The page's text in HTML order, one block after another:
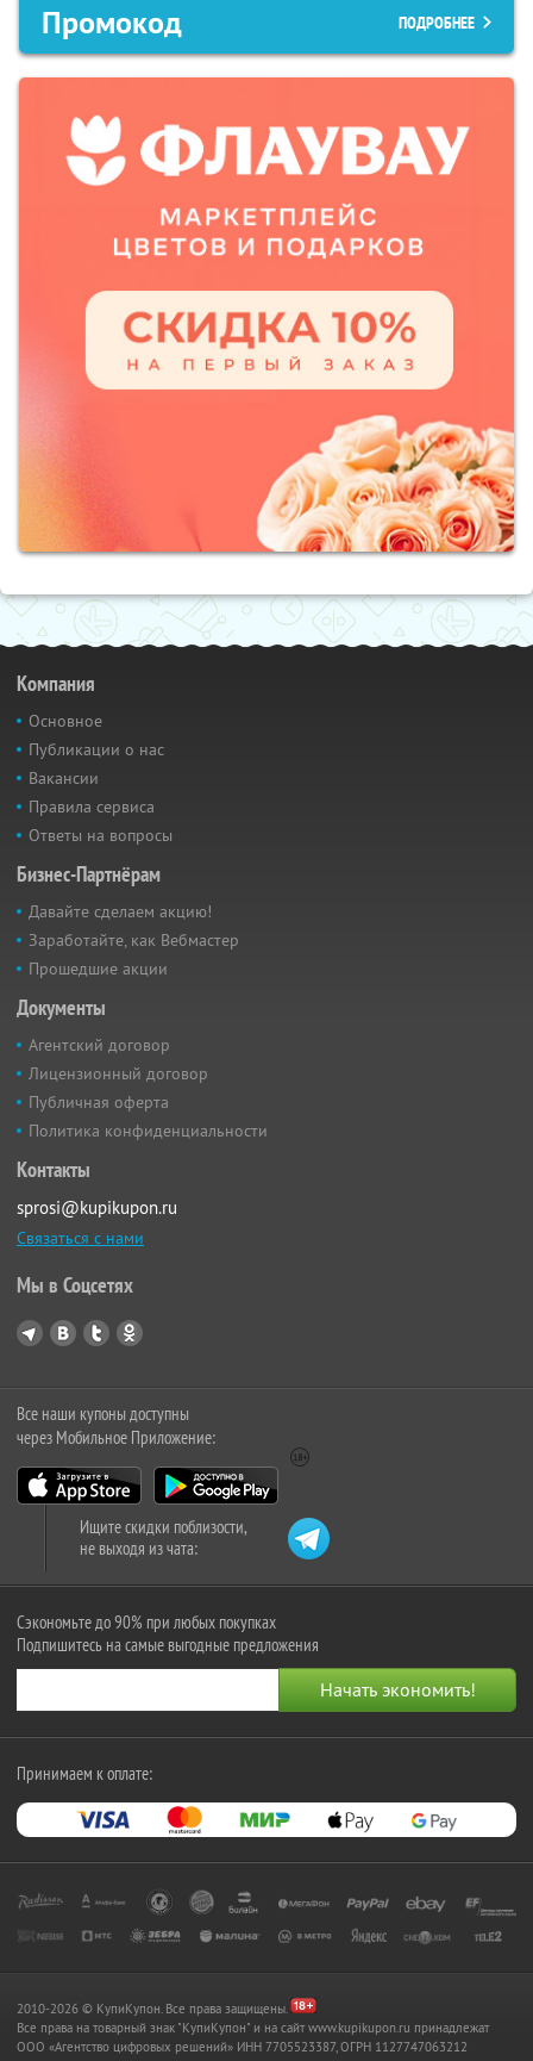
Промокод ПОДРОБНЕЕ
Компания
Основное
Публикации о нас
Вакансии
Правила сервиса
Ответы на вопросы
Бизнес-Партнёрам
Давайте сделаем акцию!
Заработайте, как Вебмастер
Прошедшие акции
Документы
Агентский договор
Лицензионный договор
Публичная оферта
Политика конфиденциальности
Контакты
sprosi@kupikupon.ru
Связаться с нами
Мы в Соцсетях
Все наши купоны доступны
через Мобильное Приложение:
Ищите скидки поблизости,
не выходя из чата:
Сэкономьте до 90% при любых покупках
Подпишитесь на самые выгодные предложения
Принимаем к оплате:
2010-2026 © КупиКупон. Все права защищены.
Все права на товарный знак "КупиКупон" и на сайт www.kupikupon.ru принадлежат
OOO «Агентство цифровых решений» ИНН 7705523387, ОГРН 1127747063212